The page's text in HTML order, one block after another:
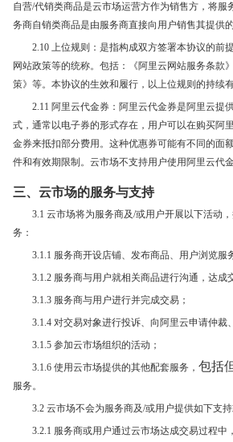
自营/代销类商品是云市场运营方作为销售方，将服
务商自销类商品是由服务商直接向用户销售其提供的
2.10 上位规则：是指构成双方签署本协议的前
网站政策等的统称。包括：《阿里云网站服务条款
策》等。本协议的生效和履行，以上位规则的持续
2.11 阿里云代金券：阿里云代金券是阿里云提
式，通常以电子券的形式存在，用户可以在购买阿
金券来抵扣部分费用。这种优惠券可能有不同的面
件和有效期限制。云市场不支持用户使用阿里云代金
三、云市场的服务与支持
3.1 云市场将为服务商及/或用户开展以下活动
务：
3.1.1 服务商开设店铺、发布商品、用户浏览服
3.1.2 服务商与用户就相关商品进行沟通，达成
3.1.3 服务商与用户进行并完成交易；
3.1.4 对交易对象进行投诉、向阿里云申请仲裁
3.1.5 参加云市场组织的活动；
3.1.6 使用云市场提供的其他配套服务， 包括
服务。
3.2 云市场不会为服务商及/或用户提供如下支持
3.2.1 服务商或用户通过云市场达成交易过程中